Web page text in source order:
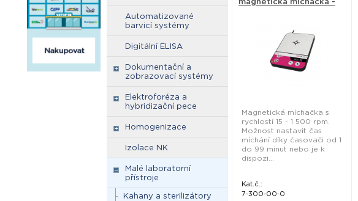
Automatizované
barvicí systémy
Digitální ELISA
Dokumentační a
zobrazovací systémy
Elektroforéza a
hybridizační pece
Homogenizace
Izolace NK
Malé laboratorní
přístroje
Kahany a sterilizátory
Magnetická míchačka s
rychlostí 15 - 1 500 rpm.
Možnost nastavit čas
míchání díky časovači od 1
do 99 minut nebo je k
dispozi...
Kat.č.:
7-300-00-0